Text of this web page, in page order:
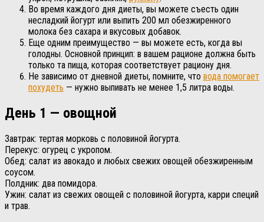
Во время каждого дня диеты, вы можете съесть один
несладкий йогурт или выпить 200 мл обезжиренного
молока без сахара и вкусовых добавок.
Еще одним преимущество — вы можете есть, когда вы
голодны. Основной принцип: в вашем рационе должна быть
только та пища, которая соответствует рациону дня.
Не зависимо от дневной диеты, помните, что вода помогает
похудеть — нужно выпивать не менее 1,5 литра воды.
День 1 — овощной
Завтрак: тертая морковь с половиной йогурта.
Перекус: огурец с укропом.
Обед: салат из авокадо и любых свежих овощей обезжиренным
соусом.
Полдник: два помидора.
Ужин: салат из свежих овощей с половиной йогурта, карри специй
и трав.